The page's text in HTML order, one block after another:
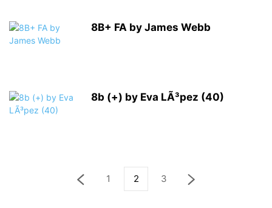
8B+ FA by James Webb
8b (+) by Eva LÃ³pez (40)
1 2 3